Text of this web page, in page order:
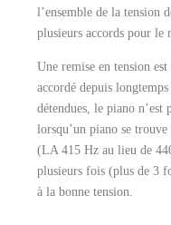
l’ensemble de la tension
plusieurs accords pour le
Une remise en tension est
accordé depuis
détendues, le piano n’est
lorsqu’un piano se
(LA 415 Hz au lieu de
plusieurs fois (plus de 3
à la bonne tension.